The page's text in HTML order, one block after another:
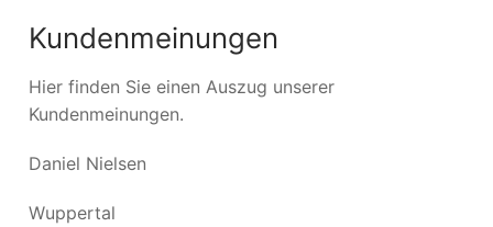
Kundenmeinungen
Hier finden Sie einen Auszug unserer
Kundenmeinungen.
Daniel Nielsen
Wuppertal